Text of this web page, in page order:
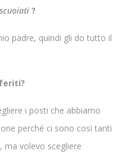
?
padre, quindi gli do tutto il
i posti che abbiamo
perché ci sono così tanti
ma volevo scegliere